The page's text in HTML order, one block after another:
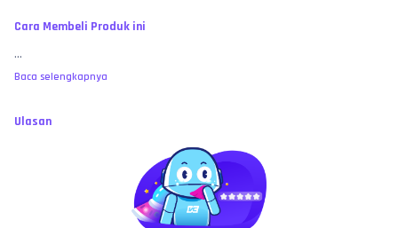
Cara Membeli Produk ini
...
Baca selengkapnya
Ulasan